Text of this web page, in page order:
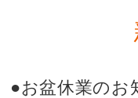
●お盆休業のお